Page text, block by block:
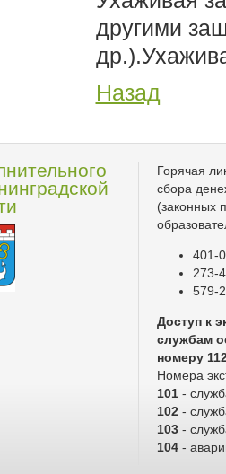
другими
Назад
Горячая
сбора
(законных
401-
273-
579-
Доступ к
службам
номеру
Номера
101-
102-
103-
104-